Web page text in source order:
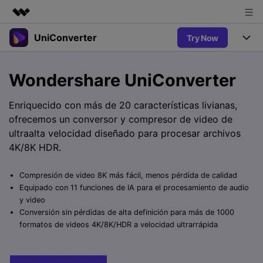
Productos destacados
Utilidades
Soluciones
Sala de prensa
Tienda
Soporte
UniConverter Try Now
UniConverter para Windows
UniConverter para Mac
AniSmall-Compresor de Video
AniSmall para Desktop
Convertir de Voz a Texto
Convertir con precisión de voz a
Nuevo
Convertidor de Video
inteligentes.
Popular
Soluciones
Donde hay deporte, está
UniConverter
Ofertas Educativas
Popular
¿Cómo utilizar Wondershare UniConverter? Aprenda la guía
paso a paso a continuación.
Actualizar a VC17
COMPRAR Sign In
Wondershare UniConverter
Enriquecido con más de 20 características livianas,
ofrecemos un conversor y compresor de video de
ultraalta velocidad diseñado para procesar archivos
4K/8K HDR.
Compresión de video 8K más fácil, menos pérdida de calidad
Equipado con 11 funciones de IA para el procesamiento de audio
y video
Conversión sin pérdidas de alta definición para más de 1000
formatos de videos 4K/8K/HDR a velocidad ultrarrápida